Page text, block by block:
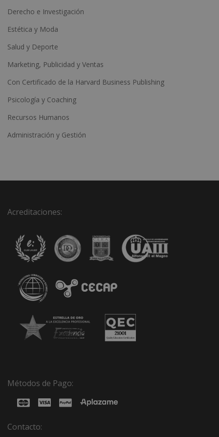
Derecho e Investigación
Estética y Moda
Salud y Deporte
Marketing, Publicidad y Ventas
Con Certificado de la Harvard Business Publishing
Psicología y Coaching
Recursos Humanos
Administración y Gestión
Acreditaciones:
Métodos de Pago:
Contacto: